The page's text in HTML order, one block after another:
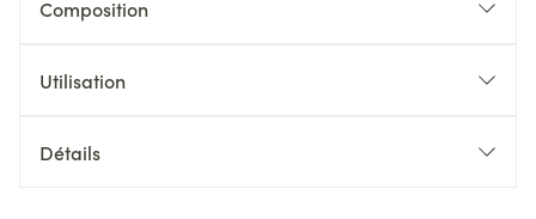
Composition
Utilisation
Détails